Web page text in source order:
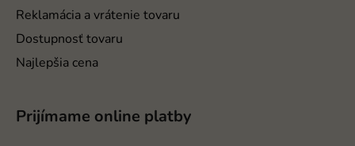
Reklamácia a vrátenie tovaru
Dostupnosť tovaru
Najlepšia cena
Prijímame online platby